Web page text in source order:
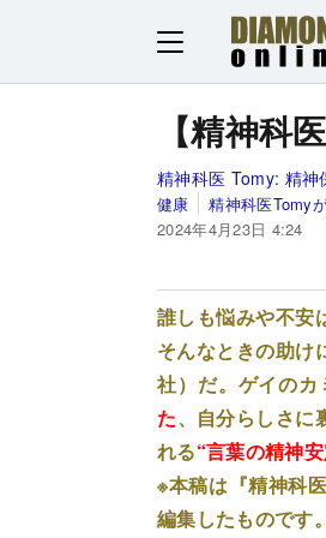
【精神科
精神科医 Tomy: 精神
健康
精神科医Tomy
2024年4月23日 4:24
誰しも悩みや不安
そんなときの助け
社）だ。ゲイの
た、自分らしさに
れる“言葉の精神
※本稿は『精神科
編集したものです。